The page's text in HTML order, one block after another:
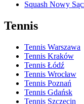
Squash Nowy
Tennis
Tennis Warszawa
Tennis Kraków
Tennis Łódź
Tennis Wrocław
Tennis Poznań
Tennis Gdańsk
Tennis Szczecin